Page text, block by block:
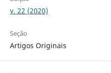
v. 22 (2020)
Seção
Artigos Originais